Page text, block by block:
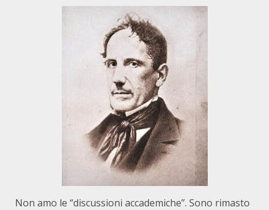
Non amo le “discussioni accademiche”. Sono rimasto